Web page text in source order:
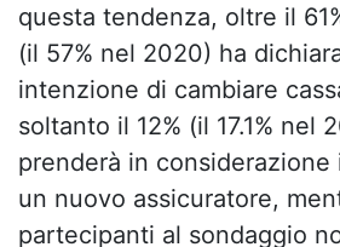
questa tendenza, oltre il
(il 57% nel 2020) ha
intenzione di cambiare
soltanto il 12% (il 17.1% nel
prenderà in considerazione
un nuovo assicuratore,
partecipanti al sondaggio